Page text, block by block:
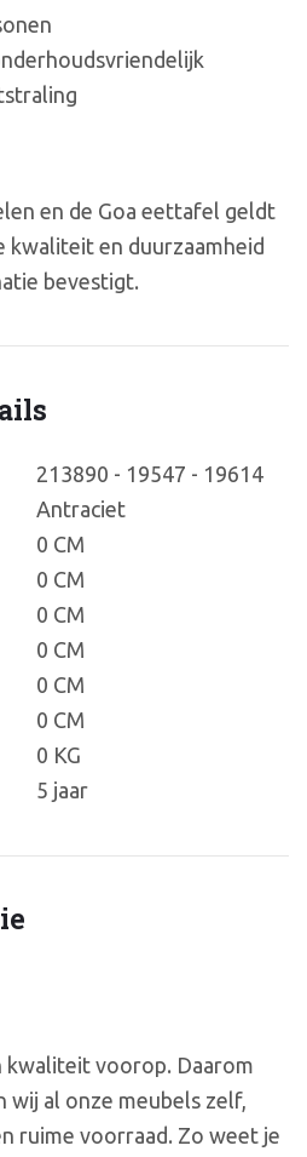
en de Goa eettafel geldt
kwaliteit en duurzaamheid
bevestigt.
213890 - 19547 - 19614
Antraciet
0 CM
0 CM
0 CM
0 CM
0 CM
0 CM
0 KG
5 jaar
kwaliteit voorop. Daarom
wij al onze meubels zelf,
ruime voorraad. Zo weet je